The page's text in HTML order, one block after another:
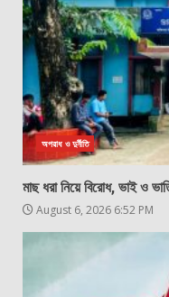
অপরাধ ও দুর্নীতি
মাছ ধরা নিয়ে বিরোধ, ভাই ও
August 6, 2026 6:52 PM